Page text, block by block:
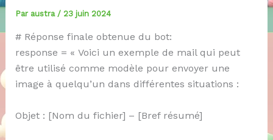
Par austra / 23 juin 2024
# Réponse finale obtenue du bot:
response = « Voici un exemple de mail qui peut
être utilisé comme modèle pour envoyer une
image à quelqu’un dans différentes situations :
Objet : [Nom du fichier] – [Bref résumé]